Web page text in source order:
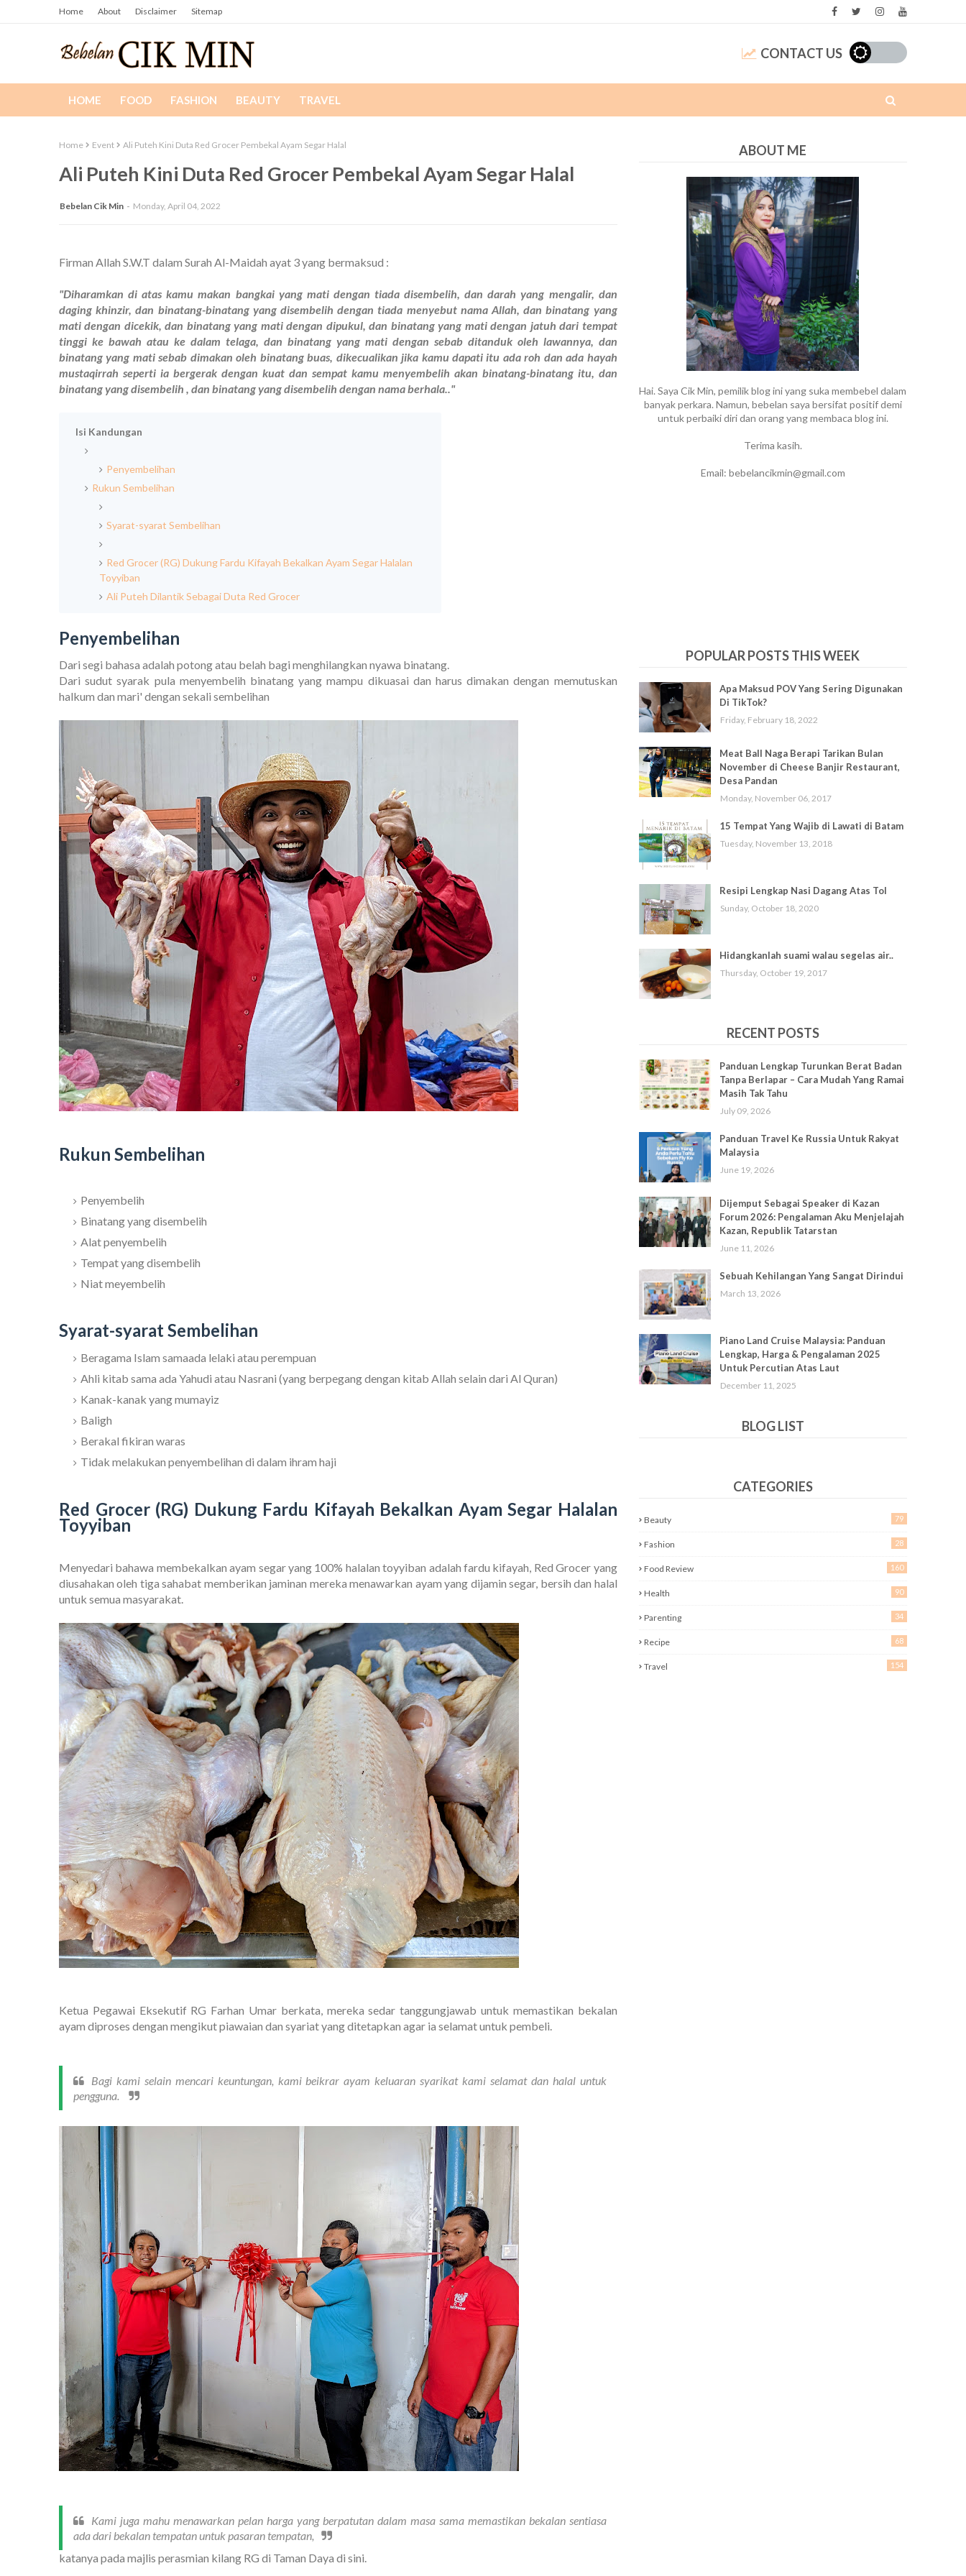
Home About Disclaimer Sitemap
CONTACT US
HOME FOOD FASHION BEAUTY TRAVEL
Home Event Ali Puteh Kini Duta Red Grocer Pembekal Ayam Segar Halal
Ali Puteh Kini Duta Red Grocer Pembekal Ayam Segar Halal
Bebelan Cik Min Monday, April 04, 2022
Firman Allah S.W.T dalam Surah Al-Maidah ayat 3 yang bermaksud :
"Diharamkan di atas kamu makan bangkai yang mati dengan tiada disembelih, dan darah yang mengalir, dan
daging khinzir, dan binatang-binatang yang disembelih dengan tiada menyebut nama Allah, dan binatang yang
mati dengan dicekik, dan binatang yang mati dengan dipukul, dan binatang yang mati dengan jatuh dari tempat
tinggi ke bawah atau ke dalam telaga, dan binatang yang mati dengan sebab ditanduk oleh lawannya, dan
binatang yang mati sebab dimakan oleh binatang buas, dikecualikan jika kamu dapati itu ada roh dan ada hayah
mustaqirrah seperti ia bergerak dengan kuat dan sempat kamu menyembelih akan binatang-binatang itu, dan
binatang yang disembelih , dan binatang yang disembelih dengan nama berhala.."
Isi Kandungan
Penyembelihan
Rukun Sembelihan
Syarat-syarat Sembelihan
Red Grocer (RG) Dukung Fardu Kifayah Bekalkan Ayam Segar Halalan
Toyyiban
Ali Puteh Dilantik Sebagai Duta Red Grocer
Penyembelihan
Dari segi bahasa adalah potong atau belah bagi menghilangkan nyawa binatang.
Dari sudut syarak pula menyembelih binatang yang mampu dikuasai dan harus dimakan dengan memutuskan
halkum dan mari' dengan sekali sembelihan
Rukun Sembelihan
Penyembelih
Binatang yang disembelih
Alat penyembelih
Tempat yang disembelih
Niat meyembelih
Syarat-syarat Sembelihan
Beragama Islam samaada lelaki atau perempuan
Ahli kitab sama ada Yahudi atau Nasrani (yang berpegang dengan kitab Allah selain dari Al Quran)
Kanak-kanak yang mumayiz
Baligh
Berakal fikiran waras
Tidak melakukan penyembelihan di dalam ihram haji
Red Grocer (RG) Dukung Fardu Kifayah Bekalkan Ayam Segar Halalan
Toyyiban
Menyedari bahawa membekalkan ayam segar yang 100% halalan toyyiban adalah fardu kifayah, Red Grocer yang
diusahakan oleh tiga sahabat memberikan jaminan mereka menawarkan ayam yang dijamin segar, bersih dan halal
untuk semua masyarakat.
Ketua Pegawai Eksekutif RG Farhan Umar berkata, mereka sedar tanggungjawab untuk memastikan bekalan
ayam diproses dengan mengikut piawaian dan syariat yang ditetapkan agar ia selamat untuk pembeli.
Bagi kami selain mencari keuntungan, kami beikrar ayam keluaran syarikat kami selamat dan halal untuk
pengguna.
Kami juga mahu menawarkan pelan harga yang berpatutan dalam masa sama memastikan bekalan sentiasa
ada dari bekalan tempatan untuk pasaran tempatan,
katanya pada majlis perasmian kilang RG di Taman Daya di sini.
ABOUT ME
Hai. Saya Cik Min, pemilik blog ini yang suka membebel dalam
banyak perkara. Namun, bebelan saya bersifat positif demi
untuk perbaiki diri dan orang yang membaca blog ini.
Terima kasih.
Email: bebelancikmin@gmail.com
POPULAR POSTS THIS WEEK
Apa Maksud POV Yang Sering Digunakan
Di TikTok?
Friday, February 18, 2022
Meat Ball Naga Berapi Tarikan Bulan
November di Cheese Banjir Restaurant,
Desa Pandan
Monday, November 06, 2017
15 Tempat Yang Wajib di Lawati di Batam
Tuesday, November 13, 2018
Resipi Lengkap Nasi Dagang Atas Tol
Sunday, October 18, 2020
Hidangkanlah suami walau segelas air..
Thursday, October 19, 2017
RECENT POSTS
Panduan Lengkap Turunkan Berat Badan
Tanpa Berlapar – Cara Mudah Yang Ramai
Masih Tak Tahu
July 09, 2026
Panduan Travel Ke Russia Untuk Rakyat
Malaysia
June 19, 2026
Dijemput Sebagai Speaker di Kazan
Forum 2026: Pengalaman Aku Menjelajah
Kazan, Republik Tatarstan
June 11, 2026
Sebuah Kehilangan Yang Sangat Dirindui
March 13, 2026
Piano Land Cruise Malaysia: Panduan
Lengkap, Harga & Pengalaman 2025
Untuk Percutian Atas Laut
December 11, 2025
BLOG LIST
CATEGORIES
Beauty 79
Fashion 28
Food Review 160
Health 90
Parenting 34
Recipe 68
Travel 154